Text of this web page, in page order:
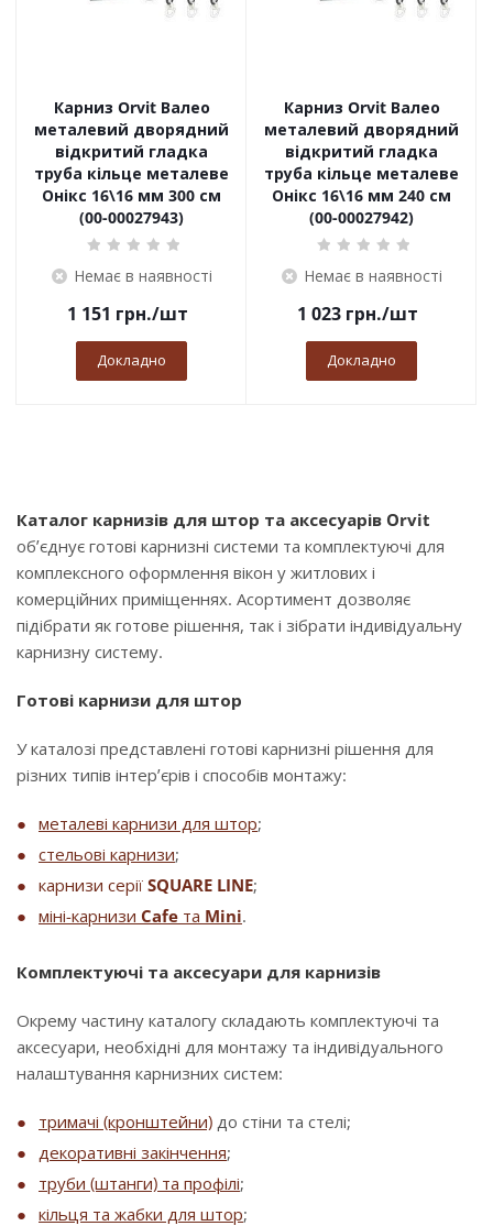
Карниз Orvit Валео
металевий дворядний
відкритий гладка
труба кільце металеве
Онікс 16\16 мм 300 см
(00-00027943)
Немає в наявності
1 151 грн./шт
Докладно
Карниз Orvit Валео
металевий дворядний
відкритий гладка
труба кільце металеве
Онікс 16\16 мм 240 см
(00-00027942)
Немає в наявності
1 023 грн./шт
Докладно
Каталог карнизів для штор та аксесуарів Orvit
об’єднує готові карнизні системи та комплектуючі для
комплексного оформлення вікон у житлових і
комерційних приміщеннях. Асортимент дозволяє
підібрати як готове рішення, так і зібрати індивідуальну
карнизну систему.
Готові карнизи для штор
У каталозі представлені готові карнизні рішення для
різних типів інтер’єрів і способів монтажу:
металеві карнизи для штор;
стельові карнизи;
карнизи серії SQUARE LINE;
міні-карнизи Cafe та Mini.
Комплектуючі та аксесуари для карнизів
Окрему частину каталогу складають комплектуючі та
аксесуари, необхідні для монтажу та індивідуального
налаштування карнизних систем:
тримачі (кронштейни) до стіни та стелі;
декоративні закінчення;
труби (штанги) та профілі;
кільця та жабки для штор;